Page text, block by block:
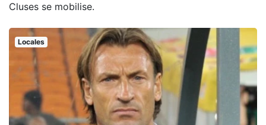
Cluses se mobilise.
Locales